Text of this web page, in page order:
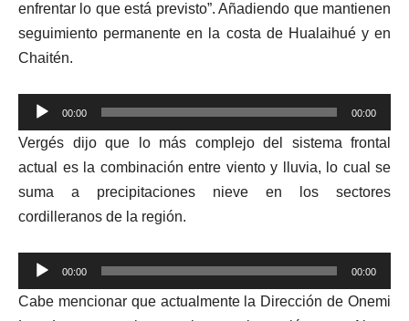
enfrentar lo que está previsto”. Añadiendo que mantienen
seguimiento permanente en la costa de Hualaihué y en
Chaitén.
Reproductor
de
audio
00:00 00:00
Vergés dijo que lo más complejo del sistema frontal
actual es la combinación entre viento y lluvia, lo cual se
suma a precipitaciones nieve en los sectores
cordilleranos de la región.
Reproductor
de
audio
00:00 00:00
Cabe mencionar que actualmente la Dirección de Onemi